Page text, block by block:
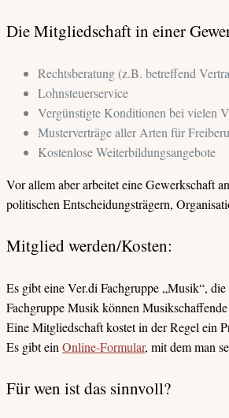
Die Mitgliedschaft in einer
Rechtsberatung (z.B. betreffend
Lohnsteuerservice
Vergünstigte Konditionen bei vielen
Musterverträge aller Arten für
Kostenlose Weiterbildungsangebote
Vor allem aber arbeitet eine Gewerkschaft
politischen Entscheidungsträgern,
Mitglied werden/Kosten:
Es gibt eine Ver.di Fachgruppe „Musik“,
Fachgruppe Musik können
Eine Mitgliedschaft kostet in der Regel ein
Es gibt einOnline-Formular, mit dem man
Für wen ist das sinnvoll?